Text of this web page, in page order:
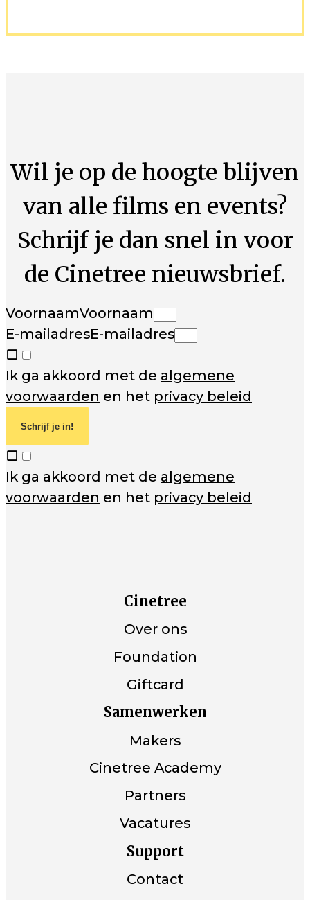
Wil je op de hoogte blijven
van alle films en events?
Schrijf je dan snel in voor
de Cinetree nieuwsbrief.
VoornaamVoornaam
E-mailadresE-mailadres
Ik ga akkoord met de algemene
voorwaarden en het privacy beleid
Schrijf je in!
Ik ga akkoord met de algemene
voorwaarden en het privacy beleid
Cinetree
Over ons
Foundation
Giftcard
Samenwerken
Makers
Cinetree Academy
Partners
Vacatures
Support
Contact